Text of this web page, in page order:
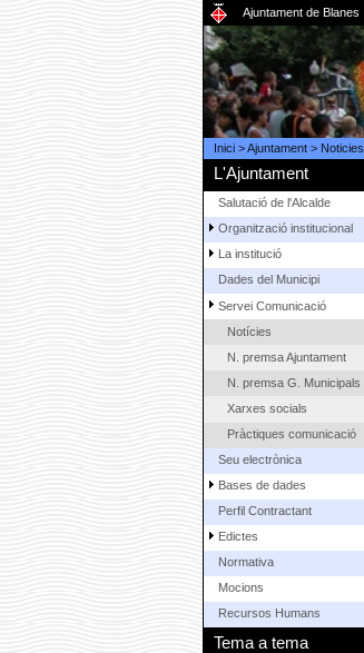
Ajuntament de Blanes
Inici>Ajuntament> Noticies
L'Ajuntament
Salutació de l'Alcalde
Organització institucional
La institució
Dades del Municipi
Servei Comunicació
Notícies
N. premsa Ajuntament
N. premsa G. Municipals
Xarxes socials
Pràctiques comunicació
Seu electrònica
Bases de dades
Perfil Contractant
Edictes
Normativa
Mocions
Recursos Humans
Tema a tema